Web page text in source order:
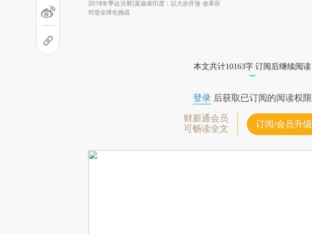
2018冬季达沃斯|莫迪谈印度：以大步开放 改革应
对逆全球化挑战
本文共计10163字 订阅后继续阅读
登录后获取已订阅的阅读权限
财新通会员
可畅读全文
订阅/会员升级